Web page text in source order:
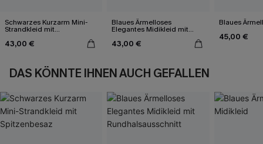
Schwarzes Kurzarm Mini-
Strandkleid mit
43,00 €
Blaues Ärmelloses
Elegantes Midikleid mit
43,00 €
Blaues
45,00 €
DAS KÖNNTE IHNEN AUCH GEFALLEN